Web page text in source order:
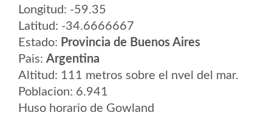
Longitud: -59.35
Latitud: -34.6666667
Estado: Provincia de Buenos Aires
Pais: Argentina
Altitud: 111 metros sobre el nvel del mar.
Poblacion: 6.941
Huso horario de Gowland